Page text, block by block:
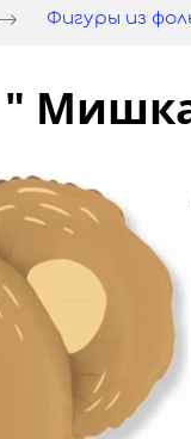
Фигуры из